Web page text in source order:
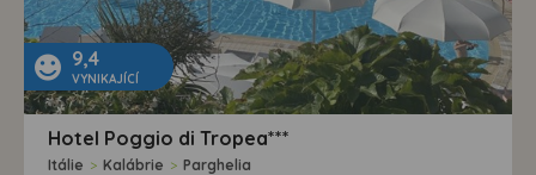
9,4
VYNIKAJÍCÍ
Hotel Poggio di Tropea***
Itálie > Kalábrie > Parghelia